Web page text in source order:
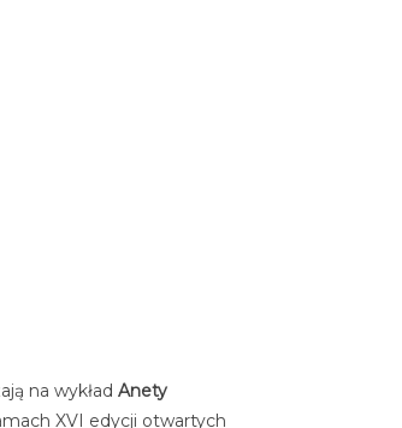
na wykład Anety
XVI edycji otwartych